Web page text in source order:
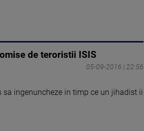
de teroristii ISIS
05-09-2016 | 22:56
sa ingenuncheze in timp ce un jihadist ii